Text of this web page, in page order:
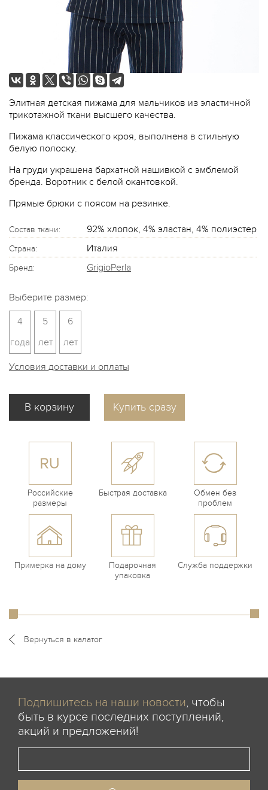
Элитная детская пижама для мальчиков из эластичной
трикотажной ткани высшего качества.
Пижама классического кроя, выполнена в стильную
белую полоску.
На груди украшена бархатной нашивкой с эмблемой
бренда. Воротник с белой окантовкой.
Прямые брюки с поясом на резинке.
Состав ткани: 92% хлопок, 4% эластан, 4% полиэстер
Страна: Италия
Бренд: GrigioPerla
Выберите размер:
4
года
5
лет
6
лет
Условия доставки и оплаты
Купить сразу
Российские
размеры
Быстрая доставка
Обмен без
проблем
Примерка на дому
Подарочная
упаковка
Служба поддержки
Вернуться в калатог
Подпишитесь на наши новости, чтобы
быть в курсе последних поступлений,
акций и предложений!